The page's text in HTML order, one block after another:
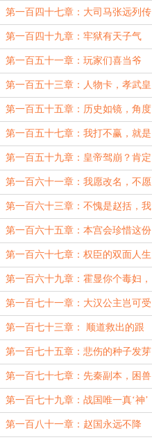
差！
第一百四十七章：大司马张远列传
第一百四十九章：牢狱有天子气
第一百五十一章：玩家们喜当爷
第一百五十三章：人物卡，孝武皇
帝
第一百五十五章：历史如镜，角度
不同，看法不同
第一百五十七章：我打不赢，就是
游戏不合理
第一百五十九章：皇帝驾崩？肯定
是霍光杀的
第一百六十一章：我愿改名，不愿
百姓为朕改名
第一百六十三章：不愧是赵括，我
白起败的不冤
第一百六十五章：本宫会珍惜这份
来之不易的幸福
第一百六十七章：权臣的双面人生
第一百六十九章：霍显你个毒妇，
受死吧
第一百七十一章：大汉公主岂可受
辱！
第一百七十三章： 顺道救出的跟
班，却是匈奴的天敌！
第一百七十五章：悲伤的种子发芽
了
第一百七十七章：先秦副本，困兽
犹斗
第一百七十九章：战国唯一真‘神’
第一百八十一章：赵国永远不降